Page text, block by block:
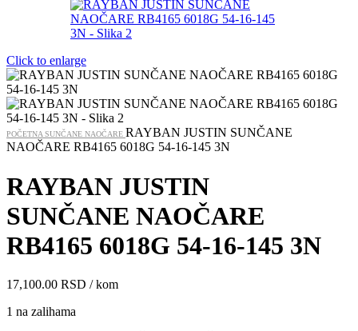
Click to enlarge
POČETNASUNČANE NAOČARE RAYBAN JUSTIN SUNČANE
NAOČARE RB4165 6018G 54-16-145 3N
RAYBAN JUSTIN
SUNČANE NAOČARE
RB4165 6018G 54-16-145 3N
17,100.00 RSD / kom
1 na zalihama